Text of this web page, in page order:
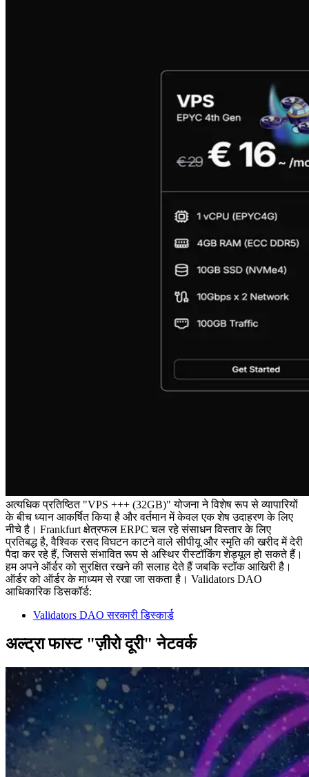
अत्यधिक प्रतिष्ठित "VPS +++ (32GB)" योजना ने विशेष रूप से व्यापारियों
के बीच ध्यान आकर्षित किया है और वर्तमान में केवल एक शेष उदाहरण के लिए
नीचे है। Frankfurt क्षेत्रफल ERPC चल रहे संसाधन विस्तार के लिए
प्रतिबद्ध है, वैश्विक रसद विघटन काटने वाले सीपीयू और स्मृति की खरीद में देरी
पैदा कर रहे हैं, जिससे संभावित रूप से अस्थिर रीस्टॉकिंग शेड्यूल हो सकते हैं।
हम अपने ऑर्डर को सुरक्षित रखने की सलाह देते हैं जबकि स्टॉक आखिरी है।
ऑर्डर को ऑर्डर के माध्यम से रखा जा सकता है। Validators DAO
आधिकारिक डिसकॉर्ड:
Validators DAO सरकारी डिस्कार्ड
अल्ट्रा फास्ट "ज़ीरो दूरी" नेटवर्क